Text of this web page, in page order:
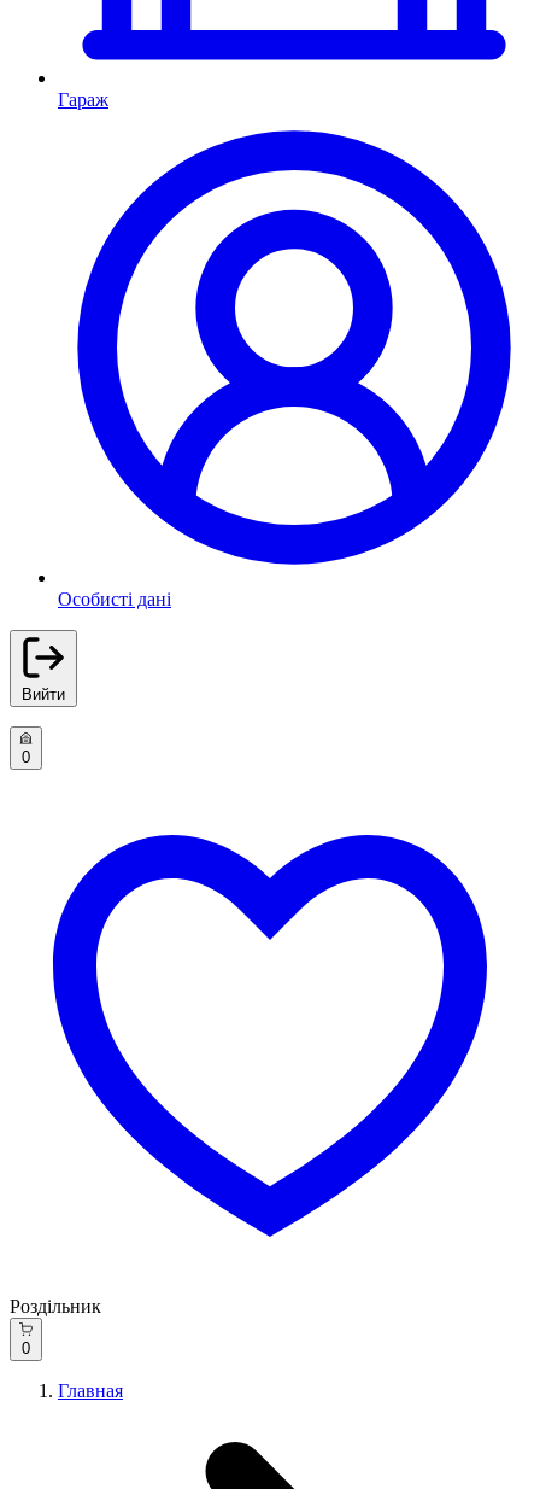
Гараж
Особисті дані
Вийти
0
Роздільник
0
Главная